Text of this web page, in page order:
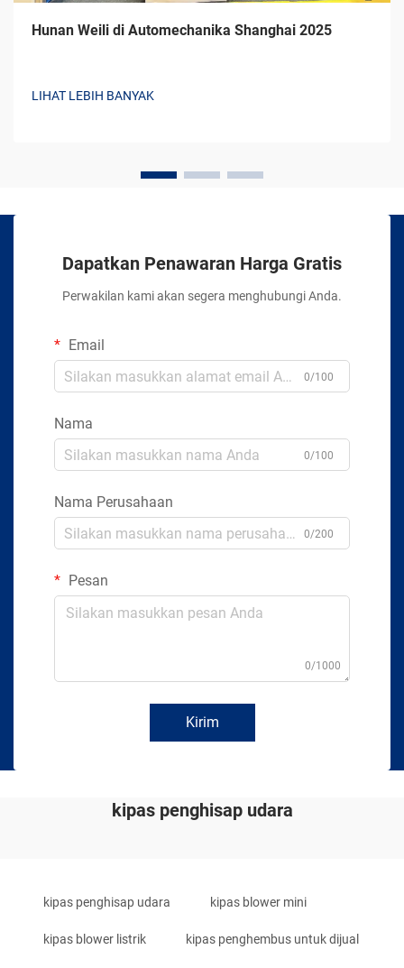
Hunan Weili di Automechanika Shanghai 2025
LIHAT LEBIH BANYAK
Dapatkan Penawaran Harga Gratis
Perwakilan kami akan segera menghubungi Anda.
Email
0/100
Nama
0/100
Nama Perusahaan
0/200
Pesan
0/1000
Kirim
kipas penghisap udara
kipas penghisap udara kipas blower mini
kipas blower listrik kipas penghembus untuk dijual